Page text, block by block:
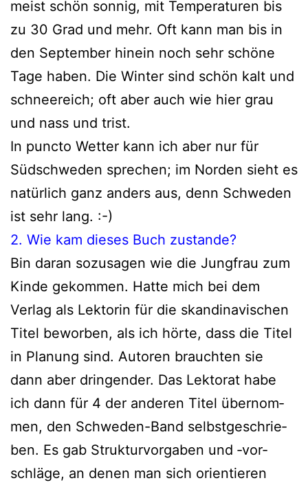
meist schön son­nig, mit Temperaturen bis
zu 30 Grad und mehr. Oft kann man bis in
den September hin­ein noch sehr schö­ne
Tage haben. Die Winter sind schön kalt und
schnee­reich; oft aber auch wie hier grau
und nass und trist.
In punc­to Wetter kann ich aber nur für
Südschweden spre­chen; im Norden sieht es
natür­lich ganz anders aus, denn Schweden
ist sehr lang. :-)
2. Wie kam die­ses Buch zustande?
Bin dar­an sozu­sa­gen wie die Jungfrau zum
Kinde gekom­men. Hatte mich bei dem
Verlag als Lektorin für die skan­di­na­vi­schen
Titel bewor­ben, als ich hör­te, dass die Titel
in Planung sind. Autoren brauch­ten sie
dann aber drin­gen­der. Das Lektorat habe
ich dann für 4 der ande­ren Titel über­nom­
men, den Schweden-Band selbst­ge­schrie­
ben. Es gab Strukturvorgaben und ‑vor­
schlä­ge, an denen man sich ori­en­tie­ren